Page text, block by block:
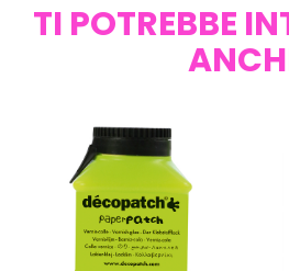
TI POTREBBE